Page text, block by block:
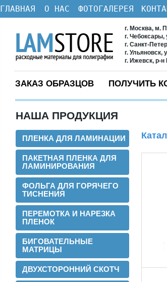
ГЛАВНАЯ О НАС ФОТОГАЛЕРЕЯ
г. Москва, м.
г.
г. Санкт-
г. Ульяновск,
г. Ижевск, р-
ЗАКАЗ ОБРАЗЦОВ ПОЛУЧИТЬ
НАША ПРОДУКЦИЯ
ПЛЕНКА ДЛЯ ЛАМИНАЦИИ
ПАКЕТНАЯ ПЛЕНКА ДЛЯ
ЛАМИНИРОВАНИЯ
ФОЛЬГА ДЛЯ ГОРЯЧЕГО
ТИСНЕНИЯ
ПЕРЕМОТКА И НАРЕЗКА
ПЛЕНОК
БИГОВАТЕЛЬНЫЕ
МАТРИЦЫ
ДВУХСТОРОННИЙ СКОТЧ